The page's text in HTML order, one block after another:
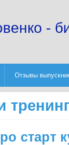
-
Отзывы
старт